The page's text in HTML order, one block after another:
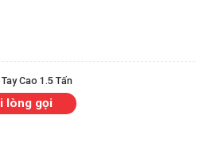
Cao 1.5 Tấn
lòng gọi